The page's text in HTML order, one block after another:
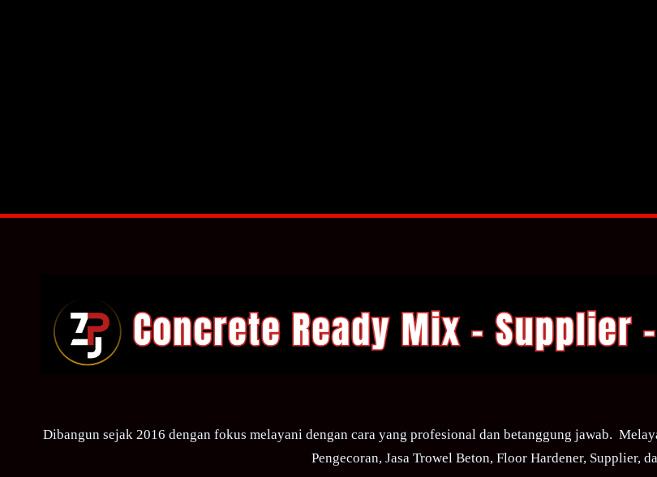
Dibangun sejak 2016 dengan fokus melayani dengan cara yang profesional dan betanggung jawab.
Pengecoran, Jasa Trowel Beton, Floor Hardener, Supplier,